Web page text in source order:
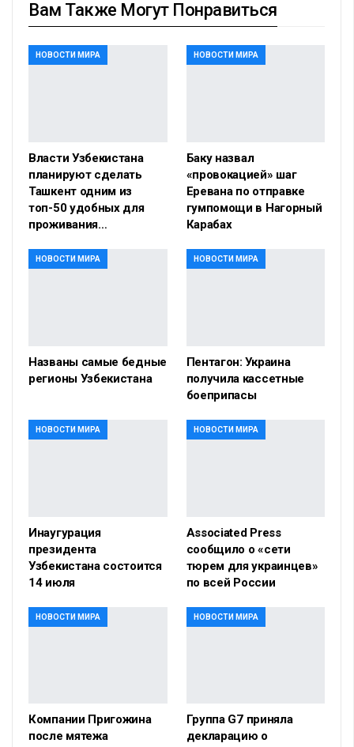
Вам Также Могут Понравиться
НОВОСТИ МИРА
Власти Узбекистана
планируют сделать
Ташкент одним из
топ-50 удобных для
проживания…
НОВОСТИ МИРА
Баку назвал
«провокацией» шаг
Еревана по отправке
гумпомощи в Нагорный
Карабах
НОВОСТИ МИРА
Названы самые бедные
регионы Узбекистана
НОВОСТИ МИРА
Пентагон: Украина
получила кассетные
боеприпасы
НОВОСТИ МИРА
Инаугурация
президента
Узбекистана состоится
14 июля
НОВОСТИ МИРА
Associated Press
сообщило о «сети
тюрем для украинцев»
по всей России
НОВОСТИ МИРА
Компании Пригожина
после мятежа
НОВОСТИ МИРА
Группа G7 приняла
декларацию о